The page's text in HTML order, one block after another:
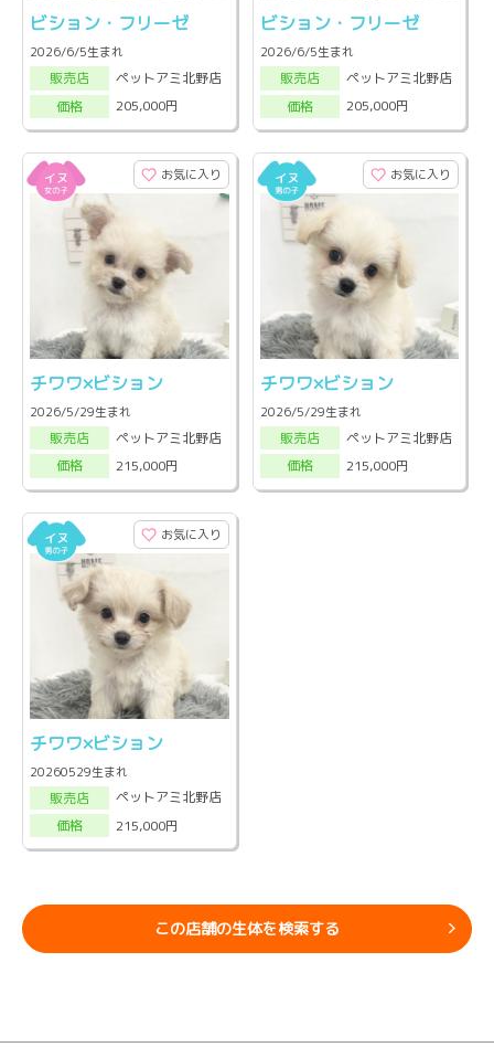
ビション・フリーゼ
2026/6/5生まれ
販売店
ペットアミ北野店
価格
205,000円
ビション・フリーゼ
2026/6/5生まれ
販売店
ペットアミ北野店
価格
205,000円
お気に入り
チワワ×ビション
2026/5/29生まれ
販売店
ペットアミ北野店
価格
215,000円
お気に入り
チワワ×ビション
2026/5/29生まれ
販売店
ペットアミ北野店
価格
215,000円
お気に入り
チワワ×ビション
20260529生まれ
販売店
ペットアミ北野店
価格
215,000円
この店舗の生体を検索する